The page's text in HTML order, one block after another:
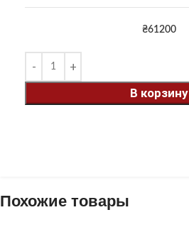
₴61200
В корзину
Похожие товары